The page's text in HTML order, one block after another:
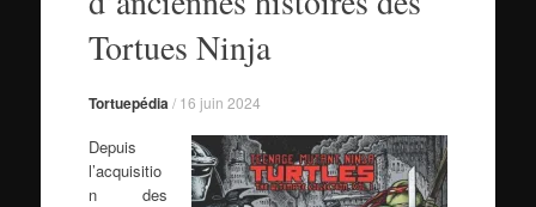
Tortues Ninja
Tortuepédia / 16 juin 2024
Depuis
l’acquisitio
n des